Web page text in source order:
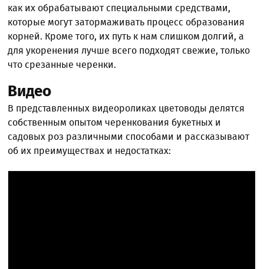
как их обрабатывают специальными средствами,
которые могут затормаживать процесс образования
корней. Кроме того, их путь к нам слишком долгий, а
для укоренения лучше всего подходят свежие, только
что срезанные черенки.
Видео
В представленных видеороликах цветоводы делятся
собственным опытом черенкования букетных и
садовых роз различными способами и рассказывают
об их преимуществах и недостатках: